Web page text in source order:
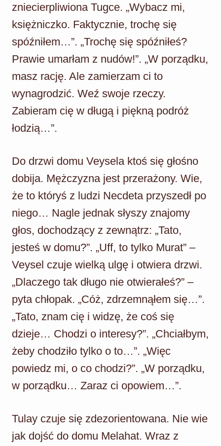
zniecierpliwiona Tugce. „Wybacz mi,
księżniczko. Faktycznie, trochę się
spóźniłem…”. „Trochę się spóźniłeś?
Prawie umarłam z nudów!”. „W porządku,
masz rację. Ale zamierzam ci to
wynagrodzić. Weź swoje rzeczy.
Zabieram cię w długą i piękną podróż
łodzią…”.
Do drzwi domu Veysela ktoś się głośno
dobija. Mężczyzna jest przerażony. Wie,
że to któryś z ludzi Necdeta przyszedł po
niego… Nagle jednak słyszy znajomy
głos, dochodzący z zewnątrz: „Tato,
jesteś w domu?”. „Uff, to tylko Murat” –
Veysel czuje wielką ulgę i otwiera drzwi.
„Dlaczego tak długo nie otwierałeś?” –
pyta chłopak. „Cóż, zdrzemnąłem się…”.
„Tato, znam cię i widzę, że coś się
dzieje… Chodzi o interesy?”. „Chciałbym,
żeby chodziło tylko o to…”. „Więc
powiedz mi, o co chodzi?”. „W porządku,
w porządku… Zaraz ci opowiem…”.
Tulay czuje się zdezorientowana. Nie wie
jak dojść do domu Melahat. Wraz z